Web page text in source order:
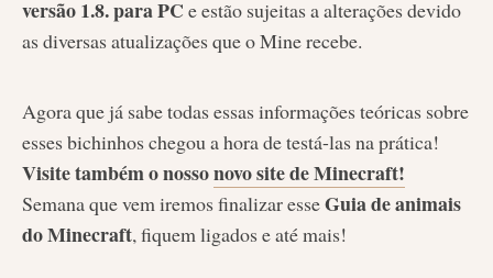
versão 1.8. para PC e estão sujeitas a alterações devido
as diversas atualizações que o Mine recebe.
Agora que já sabe todas essas informações teóricas sobre
esses bichinhos chegou a hora de testá-las na prática!
Visite também o nossonovo site de Minecraft!
Semana que vem iremos finalizar esseGuia de animais
do Minecraft, fiquem ligados e até mais!